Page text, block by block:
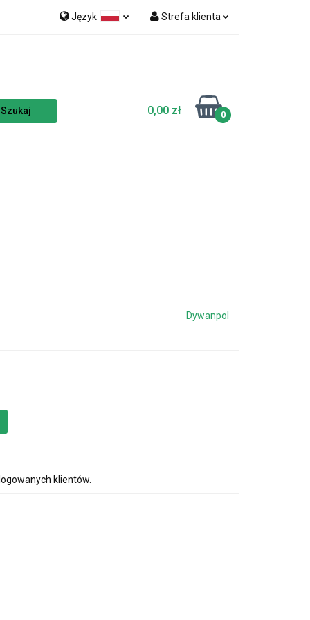
Język Strefa klienta
Dodaj zgłoszenie
Zgody cookies
0,00 zł 0
Dywanpol
klientów.